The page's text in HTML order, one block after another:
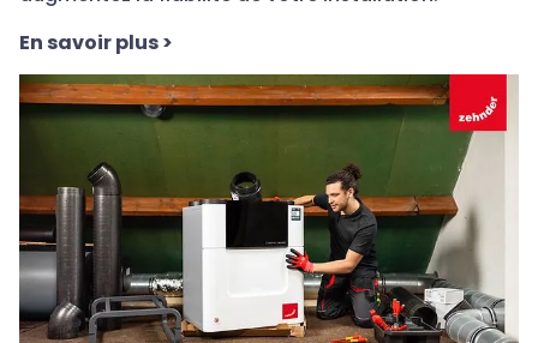
électronique NZM
Avec les nouveaux disjoncteur boîtier moulé
électronique NZM, Eaton introduit une solution
tournée vers l’avenir. Grâce à une communication
intégrée et à des technologies de sécurité
avancées, vous réduisez les coûts d’installation et
augmentez la fiabilité de votre installation.
En savoir plus